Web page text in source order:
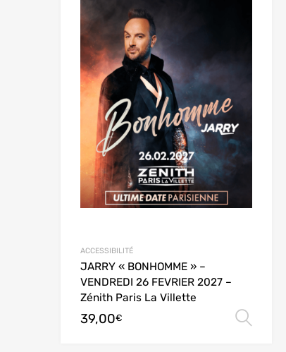
ACCESSIBILITÉ
JARRY « BONHOMME » –
VENDREDI 26 FEVRIER 2027 –
Zénith Paris La Villette
39,00€